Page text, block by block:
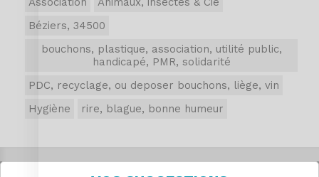
Béziers, 34500
bouchons, plastique, association, utilité public,
handicapé, PMR, solidarité
PDC, recyclage, ou deposer bouchons, liège, vin
Hygiène
rire, blague, bonne humeur